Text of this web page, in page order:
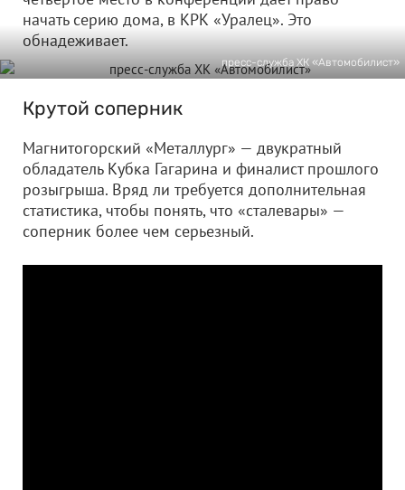
начать серию дома, в КРК «Уралец». Это
обнадеживает.
пресс-служба ХК «Автомобилист»
Крутой соперник
Магнитогорский «Металлург» — двукратный
обладатель Кубка Гагарина и финалист прошлого
розыгрыша. Вряд ли требуется дополнительная
статистика, чтобы понять, что «сталевары» —
соперник более чем серьезный.